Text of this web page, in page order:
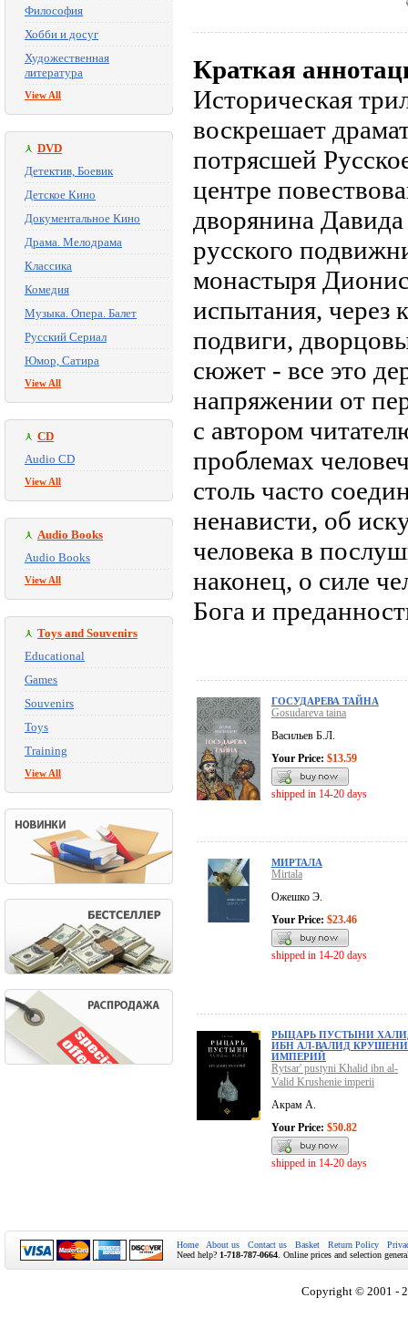
Философия
Хобби и досуг
Художественная
литература
View All
DVD
Детектив, Боевик
Детское Кино
Документальное Кино
Драма. Мелодрама
Классика
Комедия
Музыка. Опера. Балет
Русский Сериал
Юмор, Сатира
View All
CD
Audio CD
View All
Audio Books
Audio Books
View All
Toys and Souvenirs
Educational
Games
Souvenirs
Toys
Training
View All
Краткая
Историческая
воскрешает
потрясшей
центре
дворянина
русского
монастыря
испытания, через
подвиги,
сюжет - все это
напряжении от
с автором
проблемах
столь часто
ненависти, об
человека в
наконец, о силе
Бога и
ГОСУДАРЕВА ТАЙНА
Gosudareva taina
Васильев Б.Л.
Your Price: $13.59
shipped in 14-20 days
МИРТАЛА
Mirtala
Ожешко Э.
Your Price: $23.46
shipped in 14-20 days
РЫЦАРЬ ПУСТЫНИ
ИБН АЛ-ВАЛИД
ИМПЕРИЙ
Rytsar' pustyni Khalid ibn al-
Valid Krushenie imperii
Акрам А.
Your Price: $50.82
shipped in 14-20 days
Home About us Contact us Basket Return Policy
Need help? 1-718-787-0664 . Online prices and selection
Copyright © 2001 -